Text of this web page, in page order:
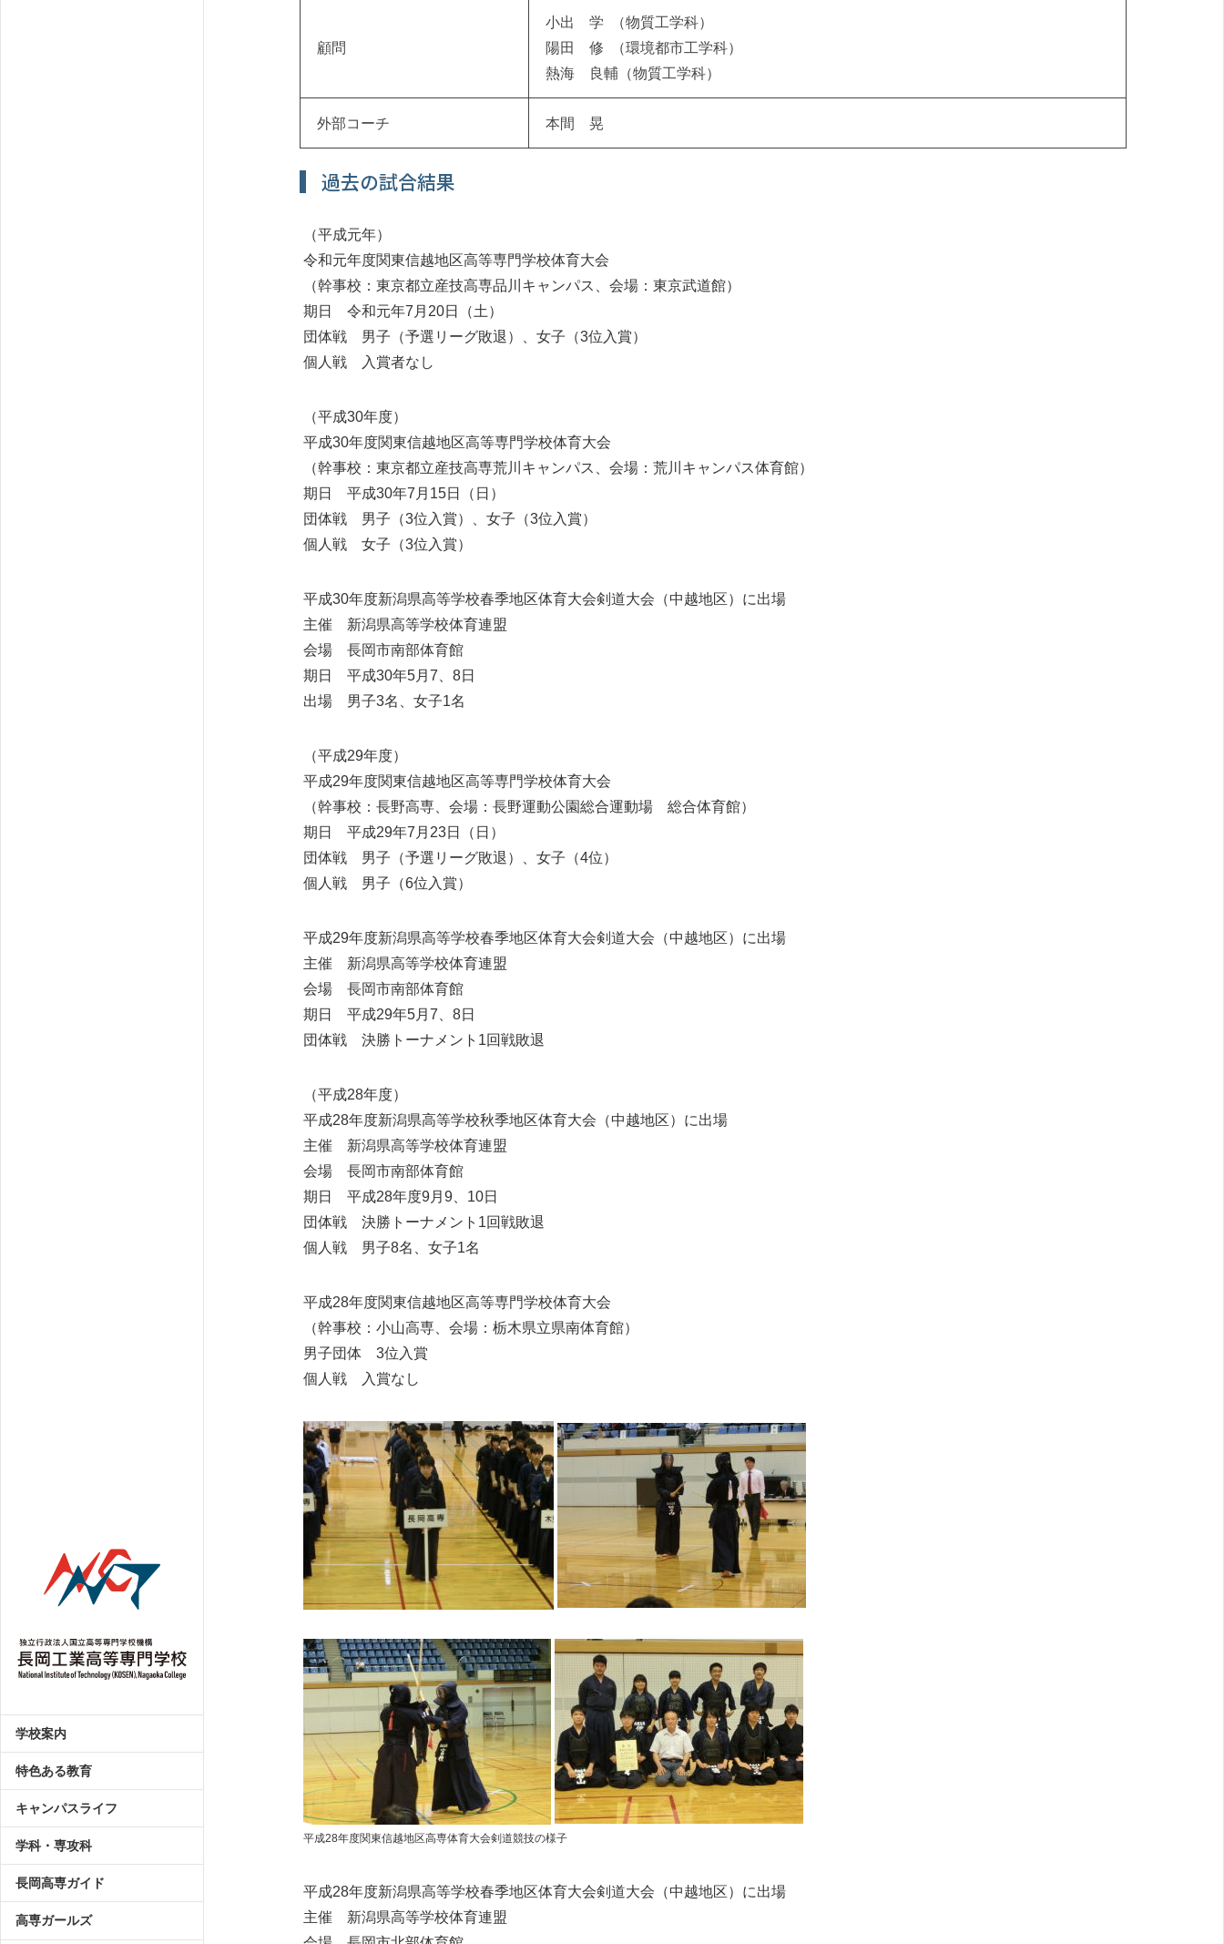
学校案内
特色ある教育
キャンパスライフ
学科・専攻科
長岡高専ガイド
高専ガールズ
顧問
小出 学 （物質工学科）
陽田 修 （環境都市工学科）
熱海 良輔（物質工学科）
外部コーチ 本間 晃
過去の試合結果
（平成元年）
令和元年度関東信越地区高等専門学校体育大会
（幹事校：東京都立産技高専品川キャンパス、会場：東京武道館）
期日 令和元年7月20日（土）
団体戦 男子（予選リーグ敗退）、女子（3位入賞）
個人戦 入賞者なし
（平成30年度）
平成30年度関東信越地区高等専門学校体育大会
（幹事校：東京都立産技高専荒川キャンパス、会場：荒川キャンパス体育館）
期日 平成30年7月15日（日）
団体戦 男子（3位入賞）、女子（3位入賞）
個人戦 女子（3位入賞）
平成30年度新潟県高等学校春季地区体育大会剣道大会（中越地区）に出場
主催 新潟県高等学校体育連盟
会場 長岡市南部体育館
期日 平成30年5月7、8日
出場 男子3名、女子1名
（平成29年度）
平成29年度関東信越地区高等専門学校体育大会
（幹事校：長野高専、会場：長野運動公園総合運動場 総合体育館）
期日 平成29年7月23日（日）
団体戦 男子（予選リーグ敗退）、女子（4位）
個人戦 男子（6位入賞）
平成29年度新潟県高等学校春季地区体育大会剣道大会（中越地区）に出場
主催 新潟県高等学校体育連盟
会場 長岡市南部体育館
期日 平成29年5月7、8日
団体戦 決勝トーナメント1回戦敗退
（平成28年度）
平成28年度新潟県高等学校秋季地区体育大会（中越地区）に出場
主催 新潟県高等学校体育連盟
会場 長岡市南部体育館
期日 平成28年度9月9、10日
団体戦 決勝トーナメント1回戦敗退
個人戦 男子8名、女子1名
平成28年度関東信越地区高等専門学校体育大会
（幹事校：小山高専、会場：栃木県立県南体育館）
男子団体 3位入賞
個人戦 入賞なし
平成28年度関東信越地区高専体育大会剣道競技の様子
平成28年度新潟県高等学校春季地区体育大会剣道大会（中越地区）に出場
主催 新潟県高等学校体育連盟